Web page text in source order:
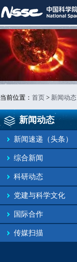
当前位置： 首页 > 新闻动态
新闻动态
新闻速递（头条）
综合新闻
科研动态
党建与科学文化
国际合作
传媒扫描